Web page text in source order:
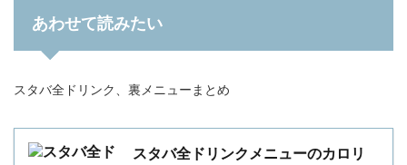
あわせて読みたい
スタバ全ドリンク、裏メニューまとめ
スタバ全ドリンクメニューのカロリ